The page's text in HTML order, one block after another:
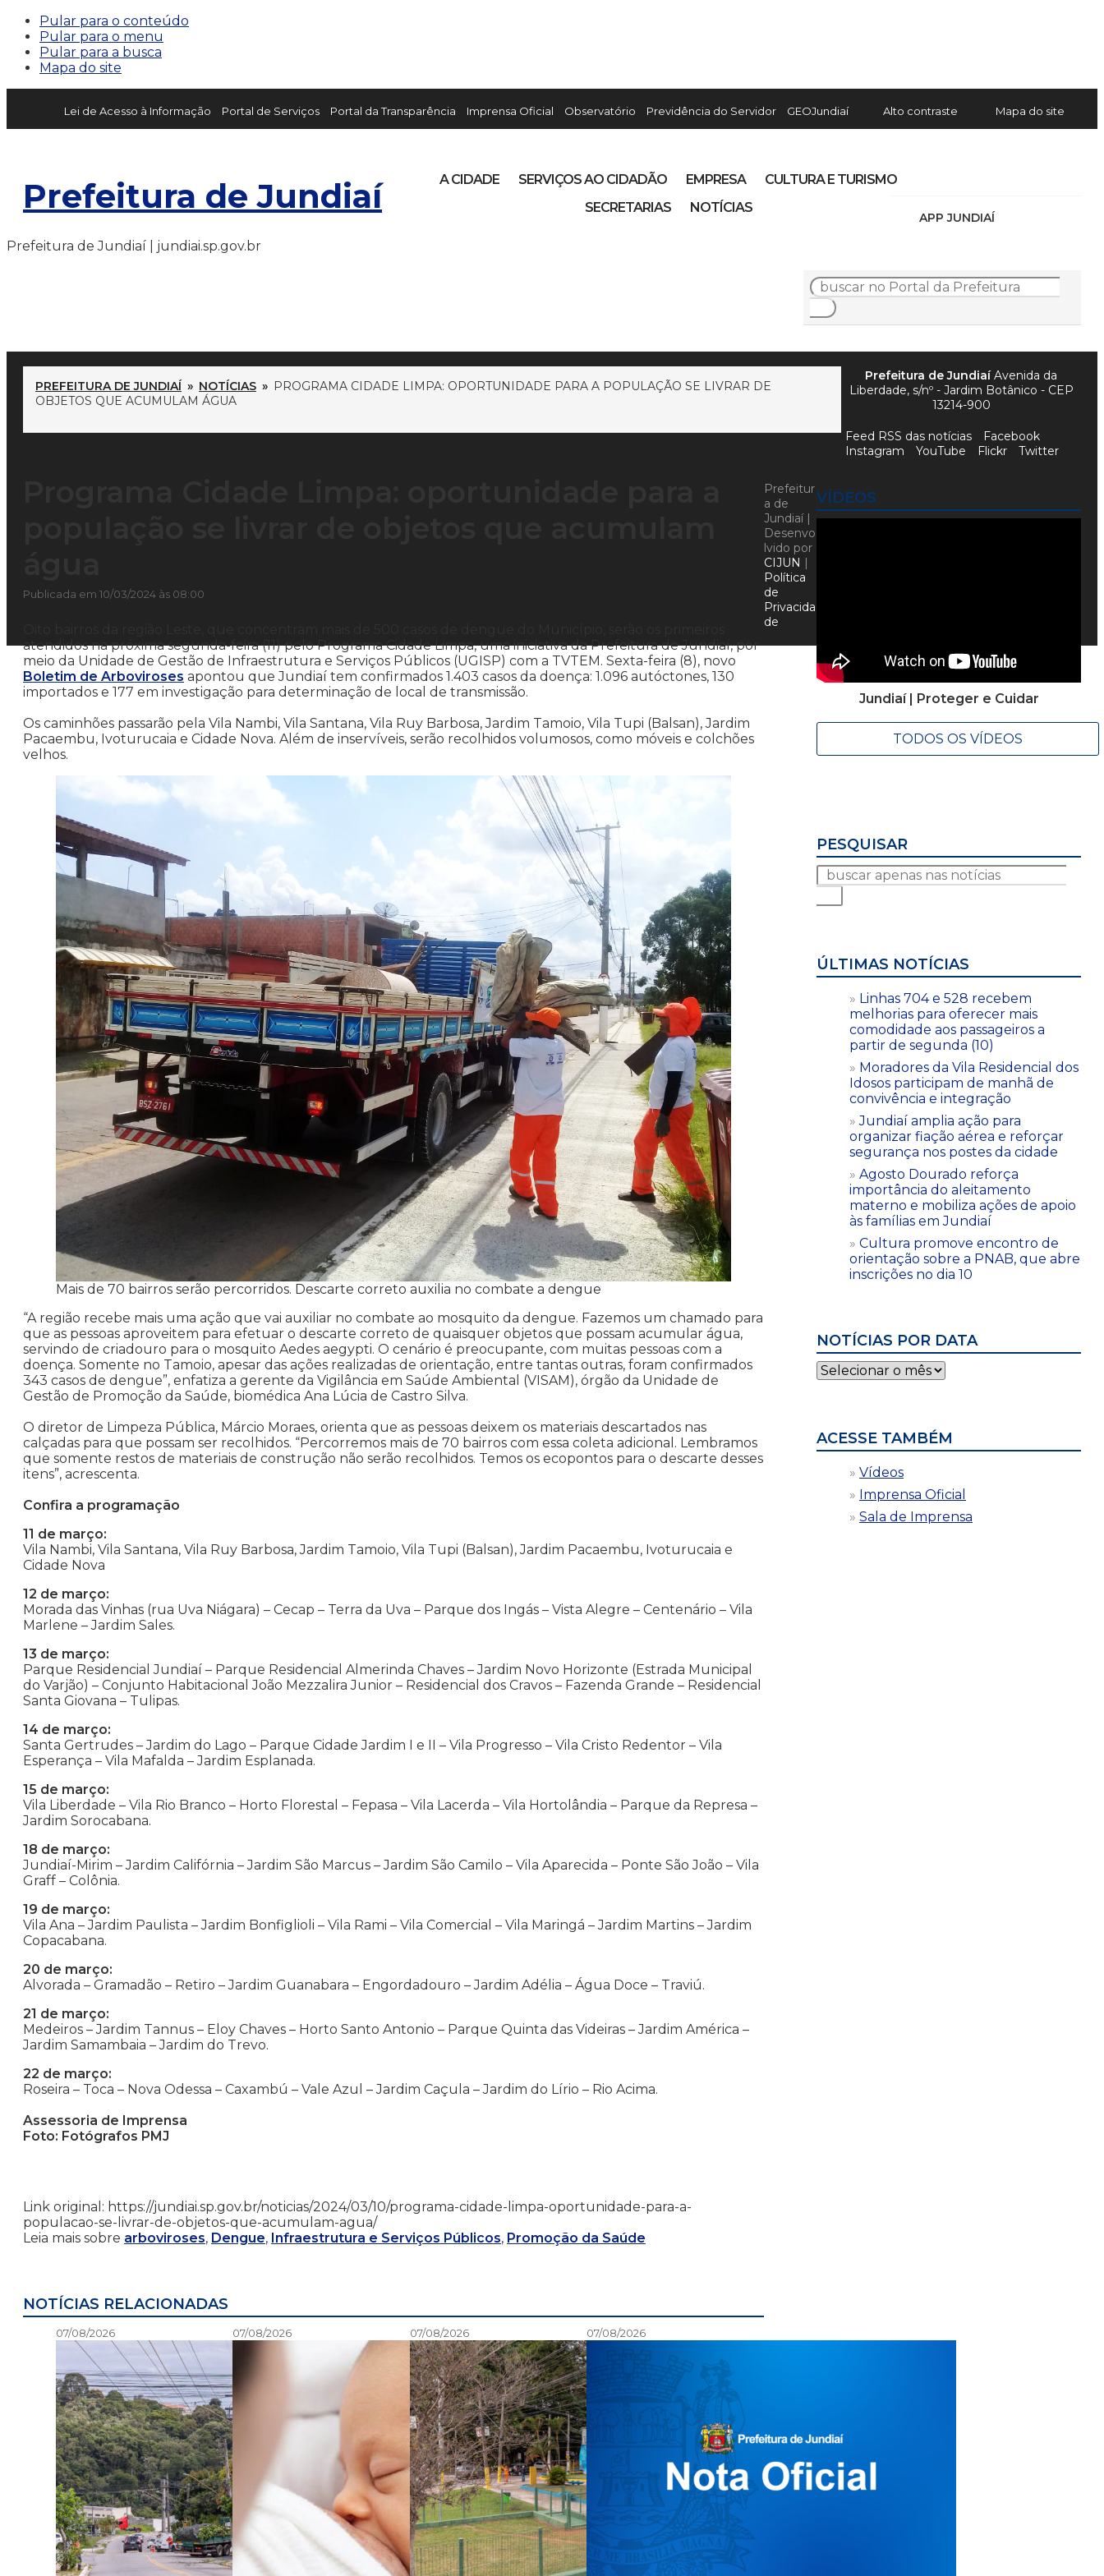
Pular para o conteúdo
Pular para o menu
Pular para a busca
Mapa do site
Lei de Acesso à Informação Portal de Serviços Portal da Transparência Imprensa Oficial Observatório Previdência do Servidor GEOJundiaí Alto contraste Mapa do site
Prefeitura de Jundiaí
APP JUNDIAÍ
A CIDADE SERVIÇOS AO CIDADÃO EMPRESA
CULTURA E TURISMO
SECRETARIAS
NOTÍCIAS
Prefeitura de Jundiaí | jundiai.sp.gov.br
PREFEITURA DE JUNDIAÍ » NOTÍCIAS » PROGRAMA CIDADE LIMPA: OPORTUNIDADE PARA A POPULAÇÃO SE LIVRAR DE
OBJETOS QUE ACUMULAM ÁGUA
Publicada em 10/03/2024 às 08:00
atendidos na próxima segunda-feira (11) pelo Programa Cidade Limpa, uma iniciativa da Prefeitura de Jundiaí, por
meio da Unidade de Gestão de Infraestrutura e Serviços Públicos (UGISP) com a TVTEM. Sexta-feira (8), novo
Boletim de Arboviroses apontou que Jundiaí tem confirmados 1.403 casos da doença: 1.096 autóctones, 130
importados e 177 em investigação para determinação de local de transmissão.
Os caminhões passarão pela Vila Nambi, Vila Santana, Vila Ruy Barbosa, Jardim Tamoio, Vila Tupi (Balsan), Jardim
Pacaembu, Ivoturucaia e Cidade Nova. Além de inservíveis, serão recolhidos volumosos, como móveis e colchões
velhos.
Mais de 70 bairros serão percorridos. Descarte correto auxilia no combate a dengue
“A região recebe mais uma ação que vai auxiliar no combate ao mosquito da dengue. Fazemos um chamado para
que as pessoas aproveitem para efetuar o descarte correto de quaisquer objetos que possam acumular água,
servindo de criadouro para o mosquito Aedes aegypti. O cenário é preocupante, com muitas pessoas com a
doença. Somente no Tamoio, apesar das ações realizadas de orientação, entre tantas outras, foram confirmados
343 casos de dengue”, enfatiza a gerente da Vigilância em Saúde Ambiental (VISAM), órgão da Unidade de
Gestão de Promoção da Saúde, biomédica Ana Lúcia de Castro Silva.
O diretor de Limpeza Pública, Márcio Moraes, orienta que as pessoas deixem os materiais descartados nas
calçadas para que possam ser recolhidos. “Percorremos mais de 70 bairros com essa coleta adicional. Lembramos
que somente restos de materiais de construção não serão recolhidos. Temos os ecopontos para o descarte desses
itens”, acrescenta.
Confira a programação
11 de março:
Vila Nambi, Vila Santana, Vila Ruy Barbosa, Jardim Tamoio, Vila Tupi (Balsan), Jardim Pacaembu, Ivoturucaia e
Cidade Nova
12 de março:
Morada das Vinhas (rua Uva Niágara) – Cecap – Terra da Uva – Parque dos Ingás – Vista Alegre – Centenário – Vila
Marlene – Jardim Sales.
13 de março:
Parque Residencial Jundiaí – Parque Residencial Almerinda Chaves – Jardim Novo Horizonte (Estrada Municipal
do Varjão) – Conjunto Habitacional João Mezzalira Junior – Residencial dos Cravos – Fazenda Grande – Residencial
Santa Giovana – Tulipas.
14 de março:
Santa Gertrudes – Jardim do Lago – Parque Cidade Jardim I e II – Vila Progresso – Vila Cristo Redentor – Vila
Esperança – Vila Mafalda – Jardim Esplanada.
15 de março:
Vila Liberdade – Vila Rio Branco – Horto Florestal – Fepasa – Vila Lacerda – Vila Hortolândia – Parque da Represa –
Jardim Sorocabana.
18 de março:
Jundiaí-Mirim – Jardim Califórnia – Jardim São Marcus – Jardim São Camilo – Vila Aparecida – Ponte São João – Vila
Graff – Colônia.
19 de março:
Vila Ana – Jardim Paulista – Jardim Bonfiglioli – Vila Rami – Vila Comercial – Vila Maringá – Jardim Martins – Jardim
Copacabana.
20 de março:
Alvorada – Gramadão – Retiro – Jardim Guanabara – Engordadouro – Jardim Adélia – Água Doce – Traviú.
21 de março:
Medeiros – Jardim Tannus – Eloy Chaves – Horto Santo Antonio – Parque Quinta das Videiras – Jardim América –
Jardim Samambaia – Jardim do Trevo.
22 de março:
Roseira – Toca – Nova Odessa – Caxambú – Vale Azul – Jardim Caçula – Jardim do Lírio – Rio Acima.
Assessoria de Imprensa
Foto: Fotógrafos PMJ
Link original: https://jundiai.sp.gov.br/noticias/2024/03/10/programa-cidade-limpa-oportunidade-para-a-
populacao-se-livrar-de-objetos-que-acumulam-agua/
Leia mais sobre arboviroses, Dengue, Infraestrutura e Serviços Públicos, Promoção da Saúde
NOTÍCIAS RELACIONADAS
07/08/2026 07/08/2026 07/08/2026 07/08/2026
VÍDEOS
Jundiaí | Proteger e Cuidar
TODOS OS VÍDEOS
PESQUISAR
ÚLTIMAS NOTÍCIAS
Linhas 704 e 528 recebem
melhorias para oferecer mais
comodidade aos passageiros a
partir de segunda (10)
Moradores da Vila Residencial dos
Idosos participam de manhã de
convivência e integração
Jundiaí amplia ação para
organizar fiação aérea e reforçar
segurança nos postes da cidade
Agosto Dourado reforça
importância do aleitamento
materno e mobiliza ações de apoio
às famílias em Jundiaí
Cultura promove encontro de
orientação sobre a PNAB, que abre
inscrições no dia 10
NOTÍCIAS POR DATA
Notícias
por
ACESSE TAMBÉM
Vídeos
Imprensa Oficial
Sala de Imprensa
Prefeitura de JundiaíAvenida da
Liberdade, s/nº - Jardim Botânico - CEP
13214-900
Feed RSS das notícias
Facebook
Instagram
YouTube Flickr Twitter
Prefeitur
a de
Jundiaí |
Desenvo
lvido por
CIJUN |
Política
de
Privacida
de